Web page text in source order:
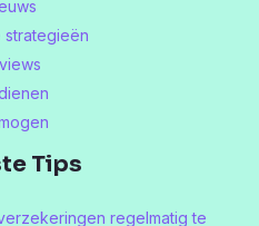
strategieën
Tips
regelmatig te